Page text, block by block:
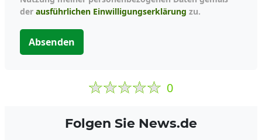
der ausführlichen Einwilligungserklärung zu.
Absenden
0
Folgen Sie News.de